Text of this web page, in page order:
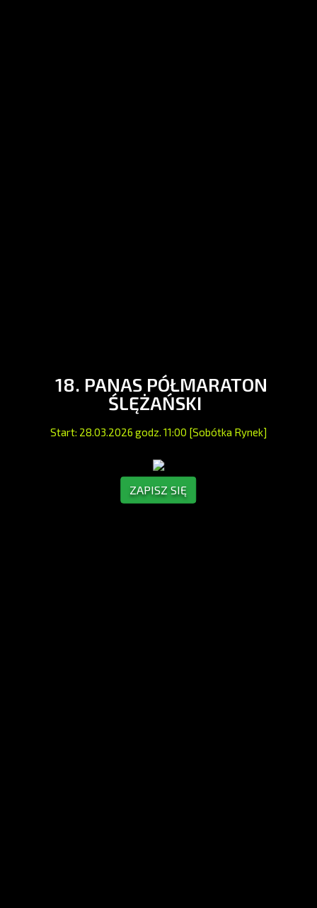
18. PANAS PÓŁMARATON
ŚLĘŻAŃSKI
Start: 28.03.2026 godz. 11:00 [Sobótka Rynek]
ZAPISZ SIĘ